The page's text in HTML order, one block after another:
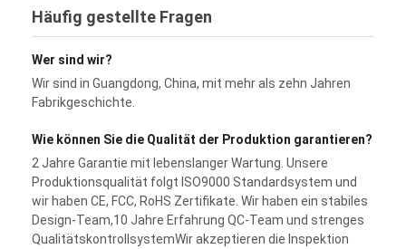
Häufig gestellte Fragen
Wer sind wir?
Wir sind in Guangdong, China, mit mehr als zehn Jahren
Fabrikgeschichte.
Wie können Sie die Qualität der Produktion garantieren?
2 Jahre Garantie mit lebenslanger Wartung. Unsere
Produktionsqualität folgt ISO9000 Standardsystem und
wir haben CE, FCC, RoHS Zertifikate. Wir haben ein stabiles
Design-Team,10 Jahre Erfahrung QC-Team und strenges
QualitätskontrollsystemWir akzeptieren die Inspektion